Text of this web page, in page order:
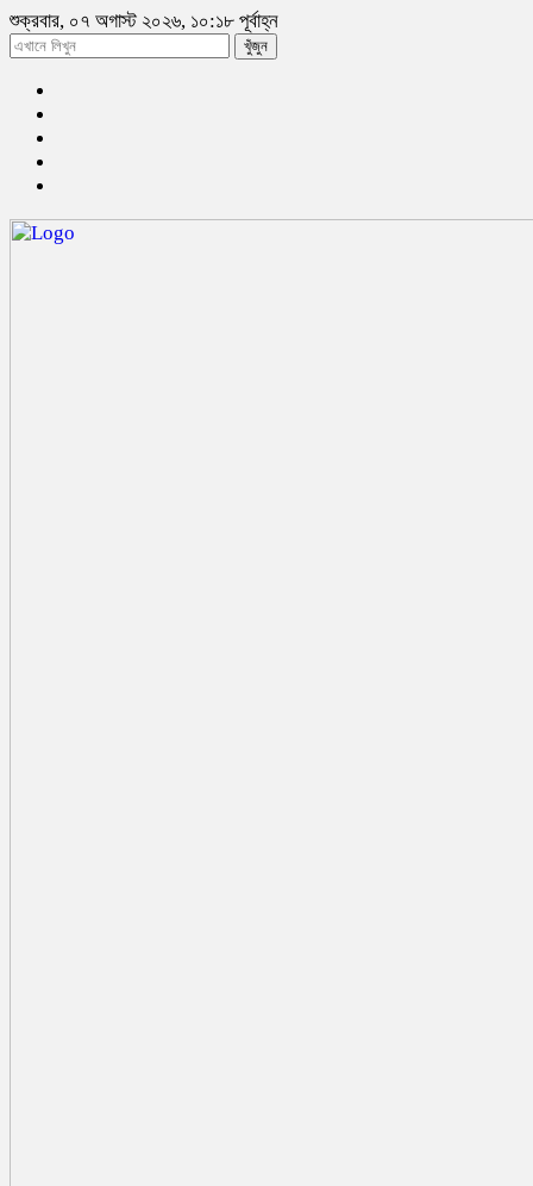
শুক্রবার, ০৭ অগাস্ট ২০২৬, ১০:১৮ পূর্বাহ্ন
খুঁজুন